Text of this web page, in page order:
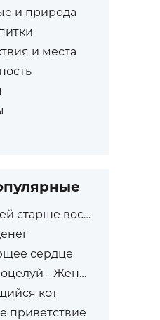
и природа
и места
восемнадцати лет
сердце
- Женщина: Светлый тон кожи, Женщина: Без тона кожи
кот
приветствие